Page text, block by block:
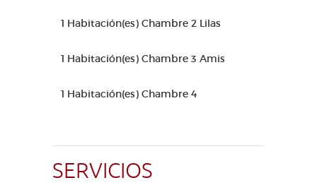
1 Habitación(es) Chambre 2 Lilas
1 Habitación(es) Chambre 3 Amis
1 Habitación(es) Chambre 4
SERVICIOS